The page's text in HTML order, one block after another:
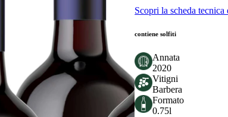
Scopri la scheda tecnica
contiene solfiti
Annata
2020
Vitigni
Barbera
Formato
0.75l